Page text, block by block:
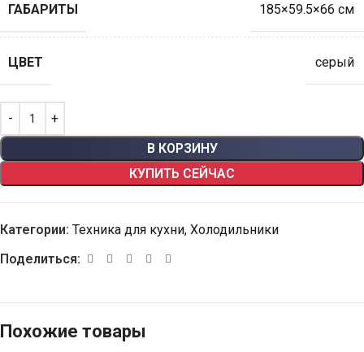
ГАБАРИТЫ 185×59.5×66 см
ЦВЕТ серый
В КОРЗИНУ
КУПИТЬ СЕЙЧАС
Категории: Техника для кухни, Холодильники
Поделиться:
Похожие товары